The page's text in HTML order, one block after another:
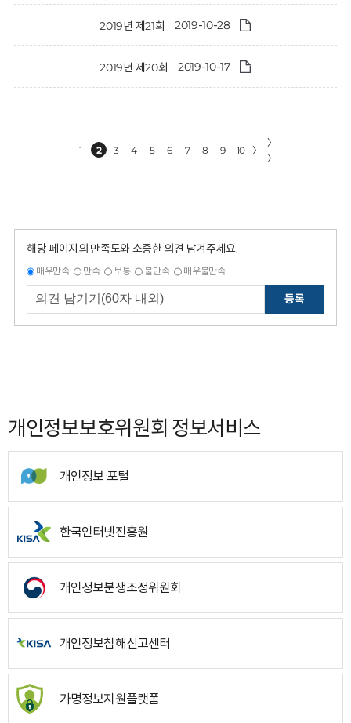
2019년 제21회 2019-10-28
2019년 제20회 2019-10-17
1 2 3 4 5 6 7 8 9 10 〉
〉
〉
해당 페이지의 만족도와 소중한 의견 남겨주세요.
매우만족 만족 보통 불만족 매우불만족
등록
개인정보보호위원회 정보서비스
개인정보 포털
한국인터넷진흥원
개인정보분쟁조정위원회
개인정보침해신고센터
가명정보지원플랫폼